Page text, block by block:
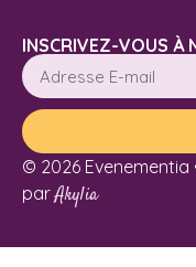
INSCRIVEZ-VOUS À
© 2026 Evenementia
parAkylia